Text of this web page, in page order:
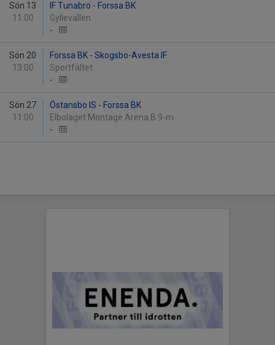
Sön 13
11:00
IF Tunabro - Forssa BK
Gyllevallen
-
Sön 20
13:00
Forssa BK - Skogsbo-Avesta IF
Sportfältet
-
Sön 27
11:00
Östansbo IS - Forssa BK
Elbolaget Montage Arena B 9-m
-